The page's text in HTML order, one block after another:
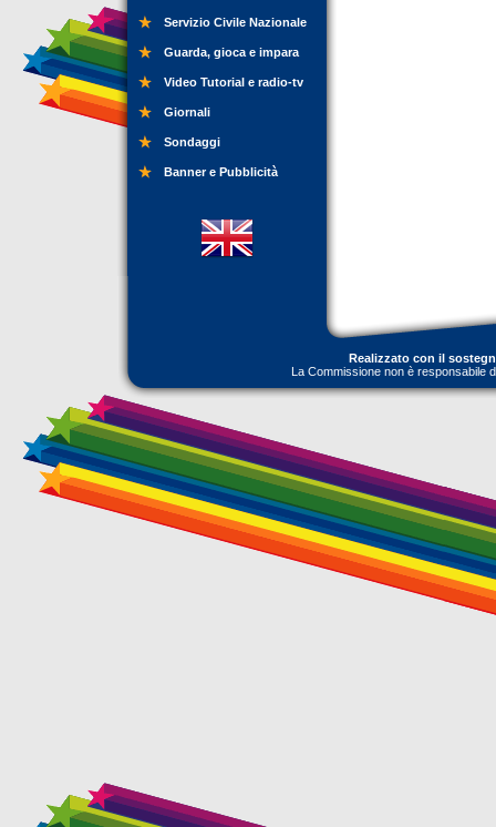
Servizio Civile Nazionale
Guarda, gioca e impara
Video Tutorial e radio-tv
Giornali
Sondaggi
Banner e Pubblicità
Realizzato con il
La Commissione non è responsabile